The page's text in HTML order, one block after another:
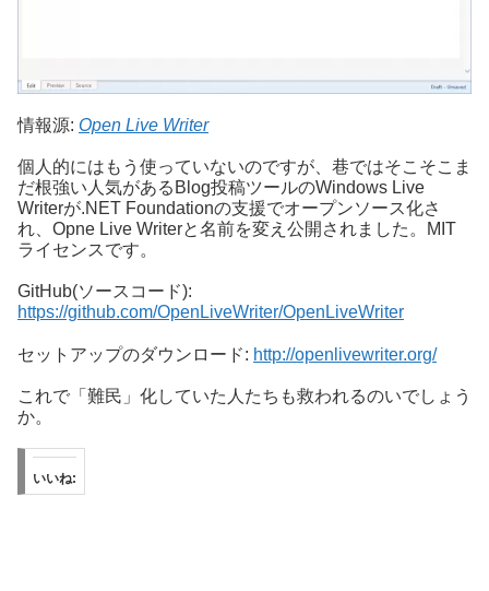
情報源: Open Live Writer
個人的にはもう使っていないのですが、巷ではそこそこま
だ根強い人気があるBlog投稿ツールのWindows Live
Writerが.NET Foundationの支援でオープンソース化さ
れ、Opne Live Writerと名前を変え公開されました。MIT
ライセンスです。
GitHub(ソースコード):
https://github.com/OpenLiveWriter/OpenLiveWriter
セットアップのダウンロード: http://openlivewriter.org/
これで「難民」化していた人たちも救われるのいでしょう
か。
いいね: